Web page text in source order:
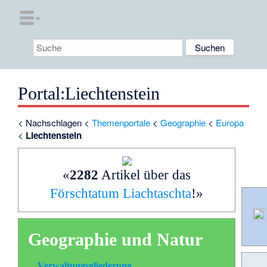
Portal:Liechtenstein
< Nachschlagen <Themenportale <Geographie < Europa
< Liechtenstein
«2282 Artikel über das
Förschtatum Liachtaschta!»
Geographie und Natur